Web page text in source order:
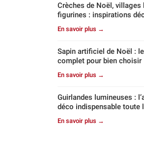
Crèches de Noël, villages
figurines : inspirations
En savoir plus →
Sapin artificiel de Noël :
complet pour bien choisir
En savoir plus →
Guirlandes lumineuses :
déco indispensable toute
En savoir plus →